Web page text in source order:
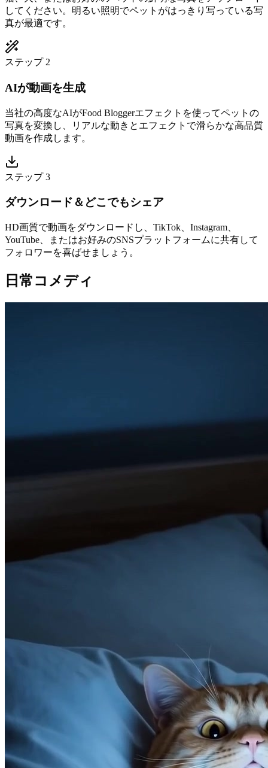
してください。明るい照明でペットがはっきり写っている写
真が最適です。
ステップ 2
AIが動画を生成
当社の高度なAIがFood Bloggerエフェクトを使ってペットの
写真を変換し、リアルな動きとエフェクトで滑らかな高品質
動画を作成します。
ステップ 3
ダウンロード＆どこでもシェア
HD画質で動画をダウンロードし、TikTok、Instagram、
YouTube、またはお好みのSNSプラットフォームに共有して
フォロワーを喜ばせましょう。
日常コメディ